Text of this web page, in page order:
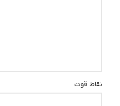
نقاط قوت